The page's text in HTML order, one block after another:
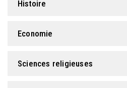
Histoire
Economie
Sciences religieuses